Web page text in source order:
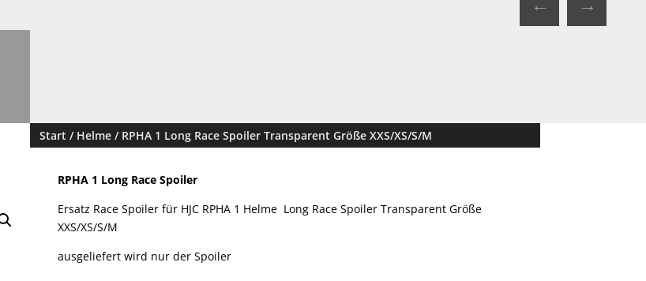
Start / Helme / RPHA 1 Long Race Spoiler Transparent Größe XXS/XS/S/M
RPHA 1 Long Race Spoiler
Ersatz Race Spoiler für HJC RPHA 1 Helme Long Race Spoiler Transparent Größe
XXS/XS/S/M
ausgeliefert wird nur der Spoiler